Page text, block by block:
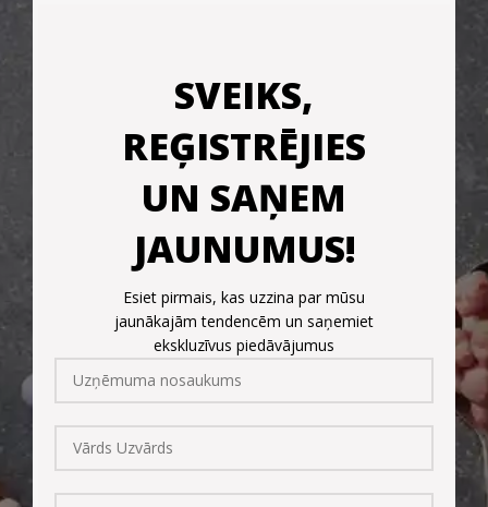
SVEIKS,
REĢISTRĒJIES
UN SAŅEM
JAUNUMUS!
Esiet pirmais, kas uzzina par mūsu
jaunākajām tendencēm un saņemiet
ekskluzīvus piedāvājumus